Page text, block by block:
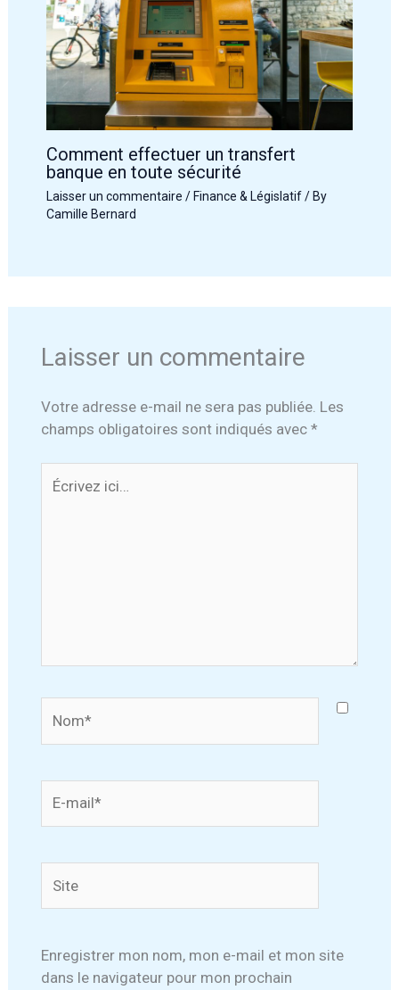
Comment effectuer un transfert
banque en toute sécurité
Laisser un commentaire / Finance & Législatif/ By
Camille Bernard
Laisser un commentaire
Votre adresse e-mail ne sera pas publiée. Les
champs obligatoires sont indiqués avec *
ici…
mail*
Enregistrer mon nom, mon e-mail et mon site
dans le navigateur pour mon prochain